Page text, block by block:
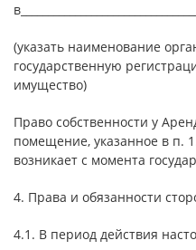
(указать наименование
государственную
имущество)
Право собственности у
помещение, указанное в п.
возникает с момента
4. Права и обязанности
4.1. В период действия